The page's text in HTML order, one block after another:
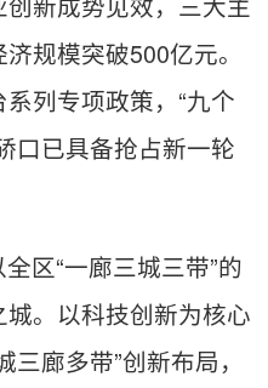
规模突破500亿元。
列专项政策，“九个
口已具备抢占新一轮
区“一廊三城三带”的
。以科技创新为核心
廊多带”创新布局，